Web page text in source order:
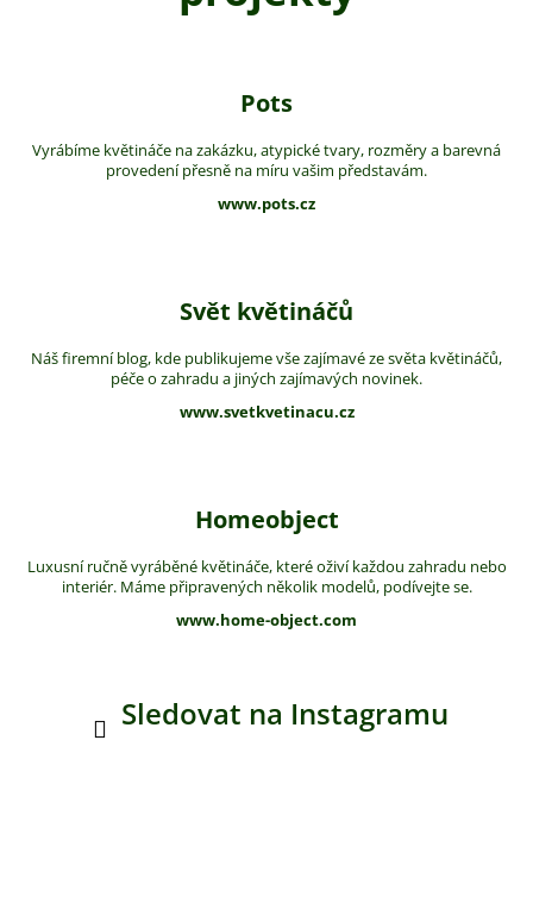
Pots
Vyrábíme květináče na zakázku, atypické tvary, rozměry a barevná
provedení přesně na míru vašim představám.
www.pots.cz
Svět květináčů
Náš firemní blog, kde publikujeme vše zajímavé ze světa květináčů,
péče o zahradu a jiných zajímavých novinek.
www.svetkvetinacu.cz
Homeobject
Luxusní ručně vyráběné květináče, které oživí každou zahradu nebo
interiér. Máme připravených několik modelů, podívejte se.
www.home-object.com
Sledovat na Instagramu